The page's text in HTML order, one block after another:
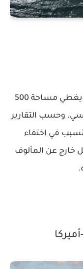
هو مثلث غريب وكبير بشكل مذهل يغطي مساحة 500
وحسب التقارير
في اختفاء
خارج عن المألوف